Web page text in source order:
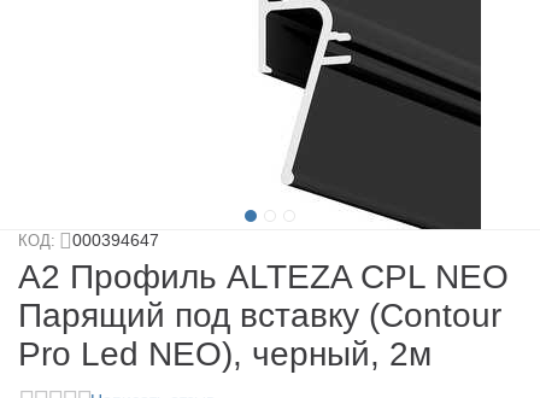
КОД: 000394647
А2 Профиль ALTEZA CPL NEO
Парящий под вставку (Contour
Pro Led NEO), черный, 2м